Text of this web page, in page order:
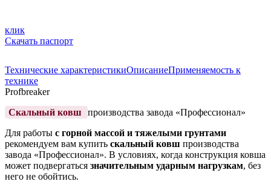
клик
Скачать паспорт
Технические характеристикиОписаниеПрименяемость к
технике
Profbreaker
Скальный ковш
производства завода «Профессионал»
Для работы с горной массой и тяжелыми грунтами
рекомендуем вам купить скальный ковш производства
завода «Профессионал». В условиях, когда конструкция ковша
может подвергаться значительным ударным нагрузкам, без
него не обойтись.